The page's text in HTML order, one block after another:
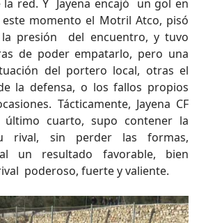
la red. Y Jayena encajó un gol en
momento el Motril Atco, pisó
presión del encuentro, y tuvo
de poder empatarlo, pero una
del portero local, otras el
la defensa, o los fallos propios
Tácticamente, Jayena CF
cuarto, supo contener la
rival, sin perder las formas,
un resultado favorable, bien
poderoso, fuerte y valiente.